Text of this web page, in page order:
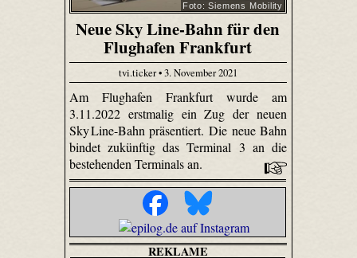
Foto: Siemens Mobility
Neue Sky Line-Bahn für den
Flughafen Frankfurt
tvi.ticker • 3. November 2021
Am Flughafen Frankfurt wurde am
3.11.2022 erstmalig ein Zug der neuen
Sky Line-Bahn präsentiert. Die neue Bahn
bindet zukünftig das Terminal 3 an die
bestehenden Terminals an.
REKLAME